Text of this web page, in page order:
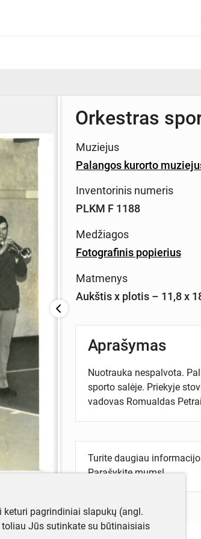
Orkestras
Muziejus
Palangos kurorto
Inventorinis numeris
PLKM F 1188
Medžiagos
Fotografinis popierius
Matmenys
Aukštis x plotis – 11,8 x
Aprašymas
Nuotrauka nespalvota.
sporto salėje. Priekyje
vadovas Romualdas
Turite daugiau
Parašykite mums!
pagrindiniai slapukų (angl.
Jūs sutinkate su būtinaisiais